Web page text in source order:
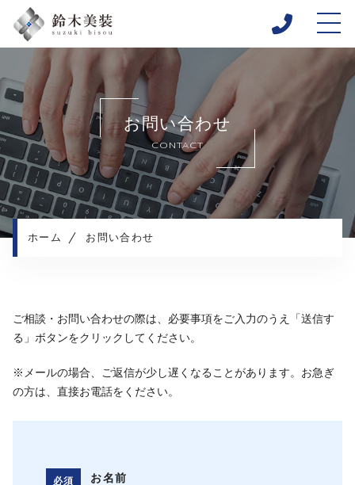
ホーム
当社について
施工メニュー
施工実績
施工の流れ
よくある質問
お問い合わせ
CONTACT
ホーム お問い合わせ
ご相談・お問い合わせの際は、必要事項をご入力のうえ
「送信す
る」ボタンをクリックしてください。
※メールの場合、ご返信が少し遅くなることがあります。 お急ぎ
の方は、直接お電話をください。
お名前